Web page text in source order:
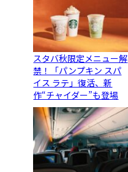
スタバ秋限定メニュー解
禁！「パンプキン スパ
イス ラテ」復活、新
作“チャイダー”も登場